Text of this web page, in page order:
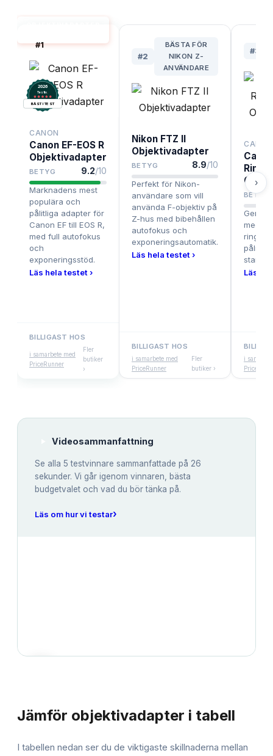
#1
2026
Testix.
BÄST I TEST
CANON
Canon EF-EOS R
Objektivadapter
BETYG 9.2/10
Marknadens mest
populära och
pålitliga adapter för
Canon EF till EOS R,
med full autofokus
och
exponeringsstöd.
Läs hela testet ›
BILLIGAST HOS
i samarbete med
PriceRunner
Fler
butiker
›
#2
BÄSTA FÖR
NIKON Z-
ANVÄNDARE
Nikon FTZ II
Objektivadapter
BETYG 8.9/10
Perfekt för Nikon-
användare som vill
använda F-objektiv på
Z-hus med bibehållen
autofokus och
exponeringsautomatik.
Läs hela testet ›
BILLIGAST HOS
i samarbete med
PriceRunner
Fler
butiker ›
#3
CANON
Ring
BETYG
Ger
med
ring
Läs
i
›
Videosammanfattning
Se alla 5 testvinnare sammanfattade på 26
sekunder. Vi går igenom vinnaren, bästa
budgetvalet och vad du bör tänka på.
Läs om hur vi testar›
Jämför objektivadapter i tabell
I tabellen nedan ser du de viktigaste skillnaderna mellan